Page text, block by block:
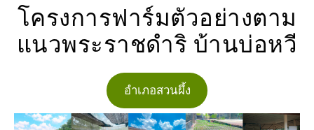
โครงการฟาร์มตัวอย่างตาม
แนวพระราชดำริ บ้านบ่อหวี
อำเภอสวนผึ้ง